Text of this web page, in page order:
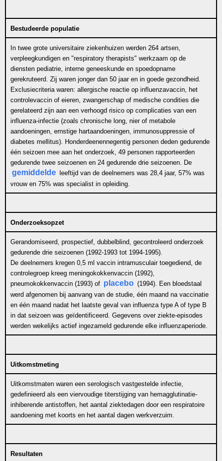
Bestudeerde populatie
In twee grote universitaire ziekenhuizen werden 264 artsen,
verpleegkundigen en "respiratory therapists" werkzaam op de
diensten pediatrie, interne geneeskunde en spoedopname
gerekruteerd. Zij waren jonger dan 50 jaar en in goede gezondheid.
Exclusiecriteria waren: allergische reactie op influenzavaccin, het
controlevaccin of eieren, zwangerschap of medische condities die
gerelateerd zijn aan een verhoogd risico op complicaties van een
influenza-infectie (zoals chronische long, nier of metabole
aandoeningen, ernstige hartaandoeningen, immunosuppressie of
diabetes mellitus). Honderdeenennegentig personen deden gedurende
één seizoen mee aan het onderzoek, 49 personen rapporteerden
gedurende twee seizoenen en 24 gedurende drie seizoenen. De
gemiddelde
leeftijd van de deelnemers was 28,4 jaar, 57% was
vrouw en 75% was specialist in opleiding.
Onderzoeksopzet
Gerandomiseerd, prospectief, dubbelblind, gecontroleerd onderzoek
gedurende drie seizoenen (1992-1993 tot 1994-1995).
De deelnemers kregen 0,5 ml vaccin intramusculair toegediend, de
controlegroep kreeg meningokokkenvaccin (1992),
pneumokokkenvaccin (1993) of placebo (1994). Een bloedstaal
werd afgenomen bij aanvang van de studie, één maand na vaccinatie
en één maand nadat het laatste geval van influenza type A of type B
in dat seizoen was geïdentificeerd. Gegevens over ziekte-episodes
werden wekelijks actief ingezameld gedurende elke influenzaperiode.
Uitkomstmeting
Uitkomstmaten waren een serologisch vastgestelde infectie,
gedefinieerd als een viervoudige titerstijging van hemagglutinatie-
inhiberende antistoffen, het aantal ziektedagen door een respiratoire
aandoening met koorts en het aantal dagen werkverzuim.
Resultaten